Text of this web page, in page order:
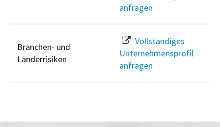
anfragen
Branchen- und
Länderrisiken
Vollständiges
Unternehmensprofil
anfragen